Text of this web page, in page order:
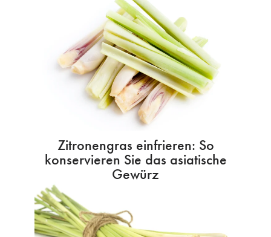
Zitronengras einfrieren: So
konservieren Sie das asiatische
Gewürz